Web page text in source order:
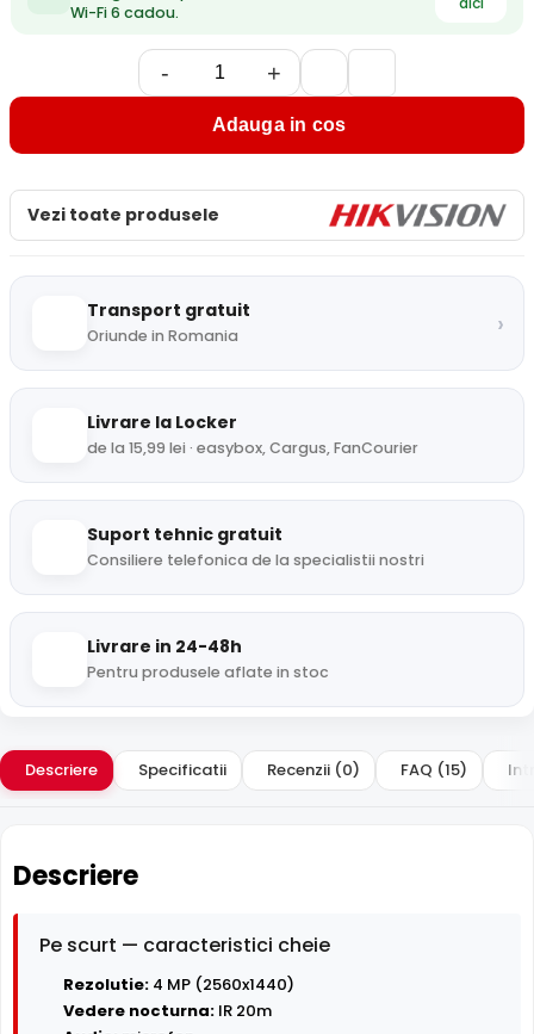
Wi-Fi 6 cadou.
- +
Adauga in cos
Vezi toate produsele
Transport gratuit
Oriunde in Romania ›
Livrare la Locker
de la 15,99 lei · easybox, Cargus, FanCourier
Suport tehnic gratuit
Consiliere telefonica de la specialistii nostri
Livrare in 24-48h
Pentru produsele aflate in stoc
Descriere Specificatii Recenzii (0) FAQ (15)
Descriere
Pe scurt — caracteristici cheie
Rezolutie: 4 MP (2560x1440)
Vedere nocturna: IR 20m